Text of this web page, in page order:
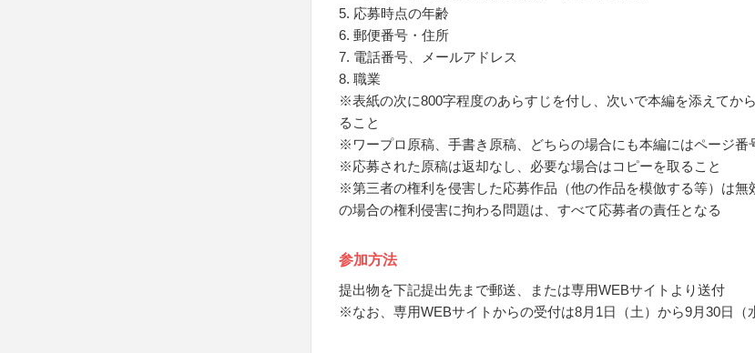
5. 応募時点の年齢
6. 郵便番号・住所
7. 電話番号、メールアドレス
8. 職業
※表紙の次に800字程度のあらすじを付し、次いで本編を添えてか
ること
※ワープロ原稿、手書き原稿、どちらの場合にも本編にはページ番
※応募された原稿は返却なし、必要な場合はコピーを取ること
※第三者の権利を侵害した応募作品（他の作品を模倣する等）は無
の場合の権利侵害に拘わる問題は、すべて応募者の責任となる
参加方法
提出物を下記提出先まで郵送、または専用WEBサイトより送付
※なお、専用WEBサイトからの受付は8月1日（土）から9月30日（